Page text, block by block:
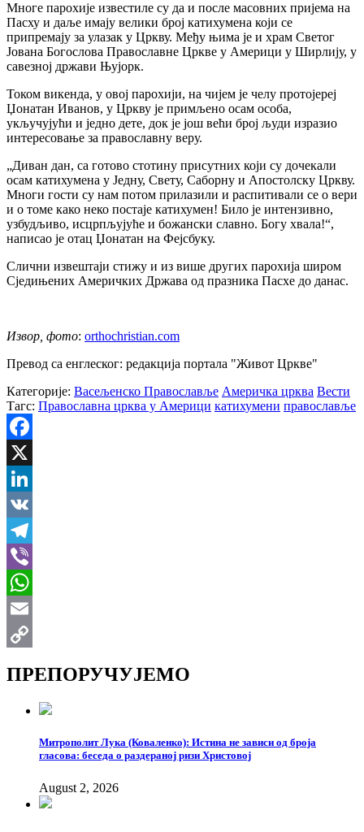
Многе парохије известиле су да и после масовних пријема на
Пасху и даље имају велики број катихумена који се
припремају за улазак у Цркву. Међу њима је и храм Светог
Јована Богослова Православне Цркве у Америци у Ширлију, у
савезној држави Њујорк.
Током викенда, у овој парохији, на чијем је челу протојереј
Џонатан Иванов, у Цркву је примљено осам особа,
укључујући и једно дете, док је још већи број људи изразио
интересовање за православну веру.
„Диван дан, са готово стотину присутних који су дочекали
осам катихумена у Једну, Свету, Саборну и Апостолску Цркву.
Многи гости су нам потом прилазили и распитивали се о вери
и о томе како неко постаје катихумен! Било је интензивно,
узбудљиво, исцрпљујуће и божански славно. Богу хвала!“,
написао је отац Џонатан на Фејсбуку.
Слични извештаји стижу и из више других парохија широм
Сједињених Америчких Држава од празника Пасхе до данас.
Извор, фото: orthochristian.com
Превод са енглеског: редакција портала "Живот Цркве"
Категорије: Васељенско Православље Америчка црква Вести
Тагс: Православна црква у Америци катихумени православље
Facebook
X
LinkedIn
VK
Telegram
Viber
WhatsApp
Email
ПРЕПОРУЧУЈЕМО
Митрополит Лука (Коваленко): Истина не зависи од броја
гласова: беседа о раздераној ризи Христовој
August 2, 2026